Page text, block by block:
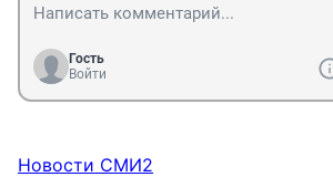
Гость
Войти
Новости СМИ2